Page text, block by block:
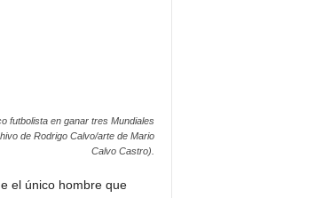
futbolista en ganar tres Mundiales
de Rodrigo Calvo/arte de Mario
Calvo Castro).
el único hombre que